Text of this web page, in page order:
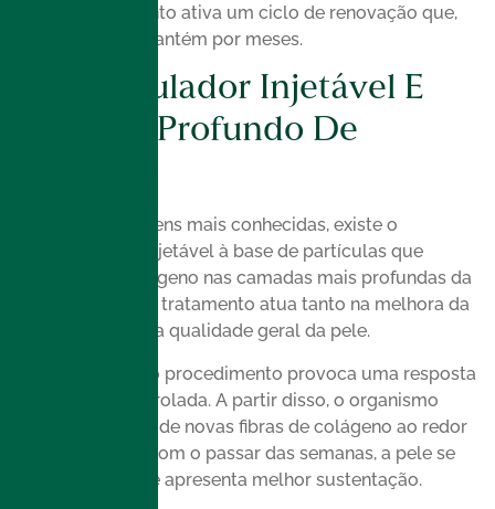
casos, o tratamento ativa um ciclo de renovação que,
por sua vez, se mantém por meses.
Bioestimulador Injetável E
Estímulo Profundo De
Entre as abordagens mais conhecidas, existe o
bioestimulador injetável à base de partículas que
estimulam o colágeno nas camadas mais profundas da
pele. Esse tipo de tratamento atua tanto na melhora da
flacidez quanto na qualidade geral da pele.
Ao ser aplicado, o procedimento provoca uma resposta
inflamatória controlada. A partir disso, o organismo
inicia a produção de novas fibras de colágeno ao redor
da área tratada. Com o passar das semanas, a pele se
torna mais firme e apresenta melhor sustentação.